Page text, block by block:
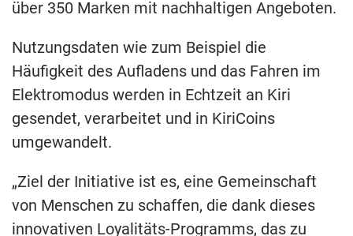
über 350 Marken mit nachhaltigen Angeboten.
Nutzungsdaten wie zum Beispiel die
Häufigkeit des Aufladens und das Fahren im
Elektromodus werden in Echtzeit an Kiri
gesendet, verarbeitet und in KiriCoins
umgewandelt.
„Ziel der Initiative ist es, eine Gemeinschaft
von Menschen zu schaffen, die dank dieses
innovativen Loyalitäts-Programms, das zu